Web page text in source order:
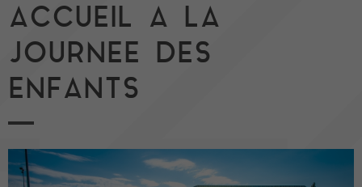
ACCUEIL A LA
JOURNEE DES
ENFANTS